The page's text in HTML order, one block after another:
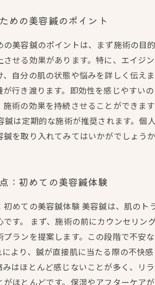
めの美容鍼のポイント
美容鍼のポイントは、まず施術の目
せる効果があります。特に、エイジ
、自分の肌の状態や悩みを詳しく伝え
行き渡ります。即効性を感じやすい
施術の効果を持続させることができま
鍼は定期的な施術が推奨されます。
を取り入れてみてはいかがでしょう
：初めての美容鍼体験
めての美容鍼体験 美容鍼は、肌の
す。 まず、施術の前にカウンセリ
プランを提案します。この段階で不安
より、鍼が直接肌に当たる際の不快
はほとんど感じないことが多く、リ
ほとんどです。保湿やアフターケア